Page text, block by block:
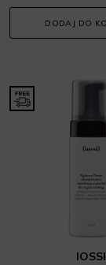
DODAJ DO
IOSSI